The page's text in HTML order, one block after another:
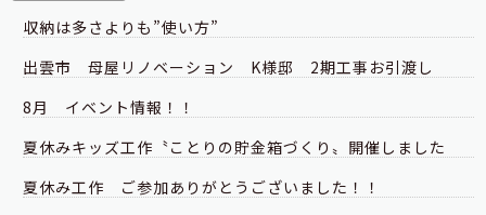
収納は多さよりも”使い方”
出雲市 母屋リノベーション K様邸 2期工事お引渡し
8月 イベント情報！！
夏休みキッズ工作〝ことりの貯金箱づくり〟開催しました
夏休み工作 ご参加ありがとうございました！！